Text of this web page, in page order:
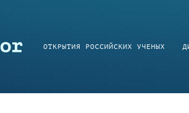
ОТКРЫТИЯ РОССИЙСКИХ УЧЕНЫХ